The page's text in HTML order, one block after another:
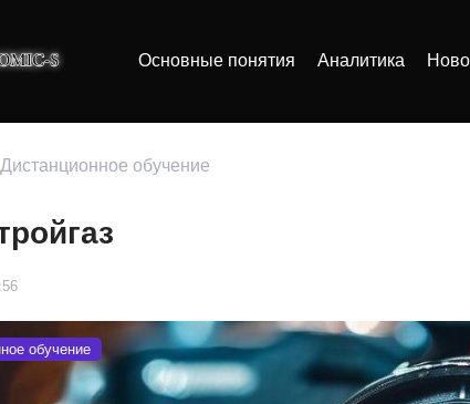
Основные понятия Аналитика
Дистанционное обучение
обучение